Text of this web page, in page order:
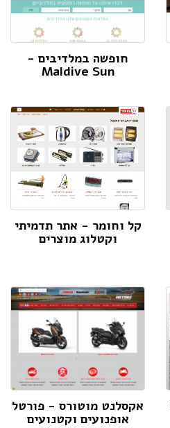
חופשה במלדיבים -
Maldive Sun
קל וחומר - אתר תדמיתי
וקטלוג מוצרים
אקסלנט מוטורס - פורטל
אופנועים וקטנועים